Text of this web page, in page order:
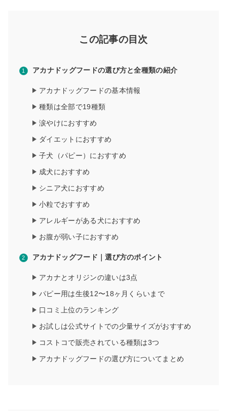
この記事の目次
アカナドッグフードの選び方と全種類の紹介
アカナドッグフードの基本情報
種類は全部で19種類
涙やけにおすすめ
ダイエットにおすすめ
子犬（パピー）におすすめ
成犬におすすめ
シニア犬におすすめ
小粒でおすすめ
アレルギーがある犬におすすめ
お腹が弱い子におすすめ
アカナドッグフード｜選び方のポイント
アカナとオリジンの違いは3点
パピー用は生後12〜18ヶ月くらいまで
口コミ上位のランキング
お試しは公式サイトでの少量サイズがおすすめ
コストコで販売されている種類は3つ
アカナドッグフードの選び方についてまとめ